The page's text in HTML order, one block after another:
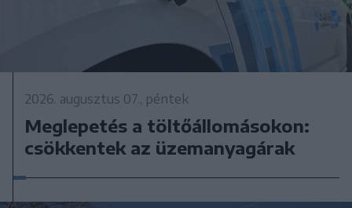
2026. augusztus 07., péntek
Meglepetés a töltőállomásokon:
csökkentek az üzemanyagárak